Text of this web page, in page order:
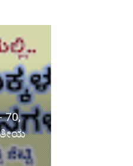
70,